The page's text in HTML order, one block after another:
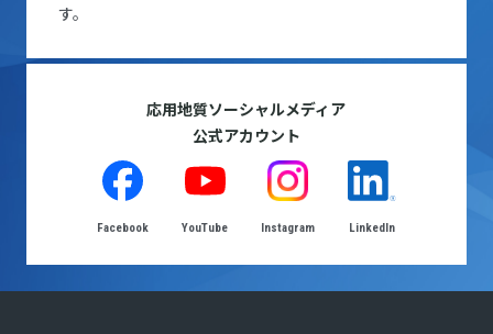
す。
応用地質ソーシャルメディア
公式アカウント
Facebook YouTube Instagram LinkedIn